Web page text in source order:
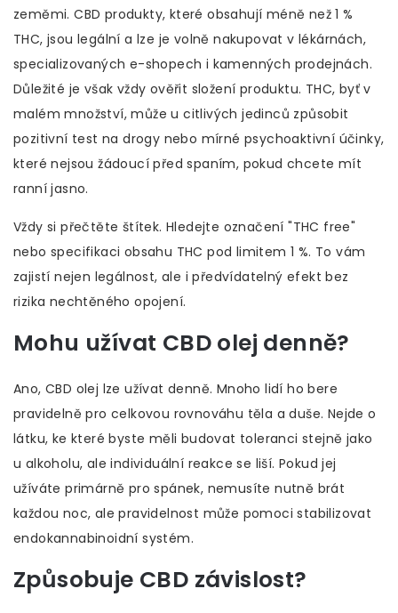
zeměmi. CBD produkty, které obsahují méně než 1 %
THC, jsou legální a lze je volně nakupovat v lékárnách,
specializovaných e-shopech i kamenných prodejnách.
Důležité je však vždy ověřit složení produktu. THC, byť v
malém množství, může u citlivých jedinců způsobit
pozitivní test na drogy nebo mírné psychoaktivní účinky,
které nejsou žádoucí před spaním, pokud chcete mít
ranní jasno.
Vždy si přečtěte štítek. Hledejte označení "THC free"
nebo specifikaci obsahu THC pod limitem 1 %. To vám
zajistí nejen legálnost, ale i předvídatelný efekt bez
rizika nechtěného opojení.
Mohu užívat CBD olej denně?
Ano, CBD olej lze užívat denně. Mnoho lidí ho bere
pravidelně pro celkovou rovnováhu těla a duše. Nejde o
látku, ke které byste měli budovat toleranci stejně jako
u alkoholu, ale individuální reakce se liší. Pokud jej
užíváte primárně pro spánek, nemusíte nutně brát
každou noc, ale pravidelnost může pomoci stabilizovat
endokannabinoidní systém.
Způsobuje CBD závislost?